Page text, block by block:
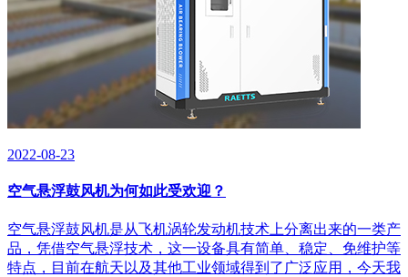
2022-08-23
空气悬浮鼓风机为何如此受欢迎？
​空气悬浮鼓风机是从飞机涡轮发动机技术上分离出来的一类产
品，凭借空气悬浮技术，这一设备具有简单、稳定、免维护等
特点，目前在航天以及其他工业领域得到了广泛应用，今天我